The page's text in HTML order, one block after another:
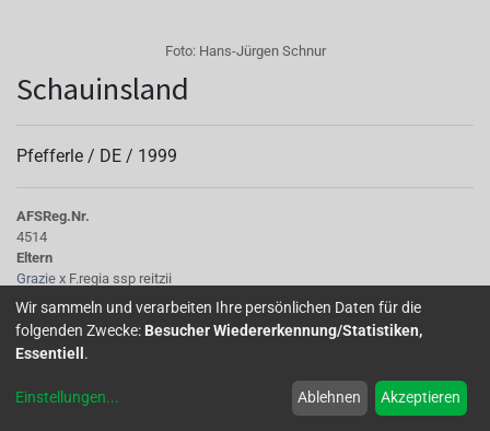
Foto: Hans-Jürgen Schnur
Schauinsland
Pfefferle / DE / 1999
AFSReg.Nr.
4514
Eltern
Grazie x F.regia ssp reitzii
Tubus
mittellang, rot glänzend
Sepalen
rot glänzend
dunkelviolettblau
Wir sammeln und verarbeiten Ihre persönlichen Daten für die
folgenden Zwecke: Besucher Wiedererkennung/Statistiken,
Essentiell .
Einstellungen... Ablehnen Akzeptieren